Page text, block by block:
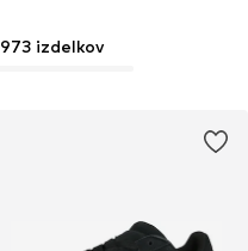
izdelkov